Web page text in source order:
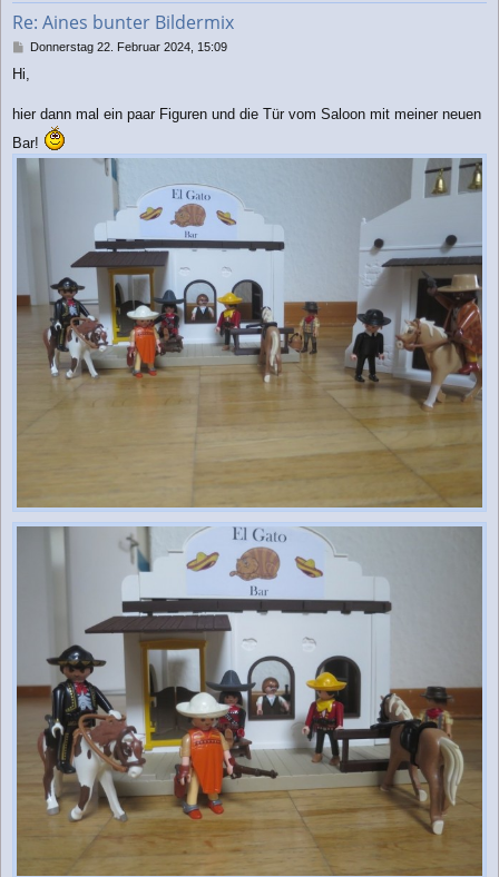
Re: Aines bunter Bildermix
B
i
r
g
Donnerstag 22. Februar 2024, 15:09
Hi,
hier dann mal ein paar Figuren und die Tür vom Saloon mit meiner neuen
Bar!